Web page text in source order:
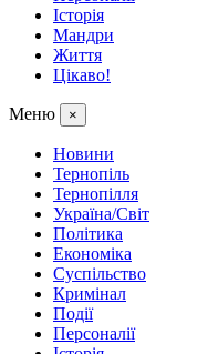
Історія
Мандри
Життя
Цікаво!
Меню ×
Новини
Тернопіль
Тернопілля
Україна/Світ
Політика
Економіка
Суспільство
Кримінал
Події
Персоналії